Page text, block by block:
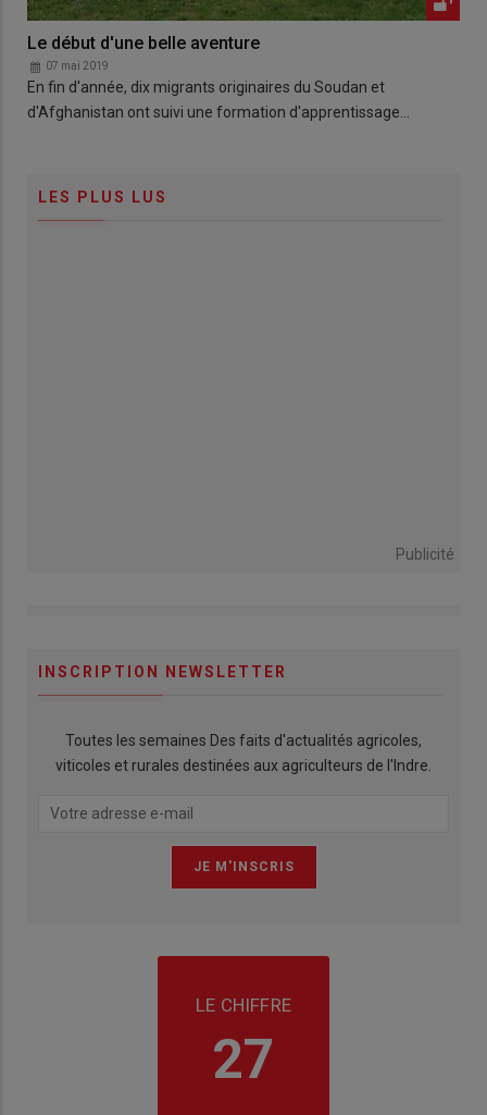
Le début d'une belle aventure
07 mai 2019
En fin d'année, dix migrants originaires du Soudan et
d'Afghanistan ont suivi une formation d'apprentissage…
LES PLUS LUS
Publicité
INSCRIPTION NEWSLETTER
Toutes les semaines Des faits d'actualités agricoles,
viticoles et rurales destinées aux agriculteurs de l'Indre.
LE CHIFFRE
27